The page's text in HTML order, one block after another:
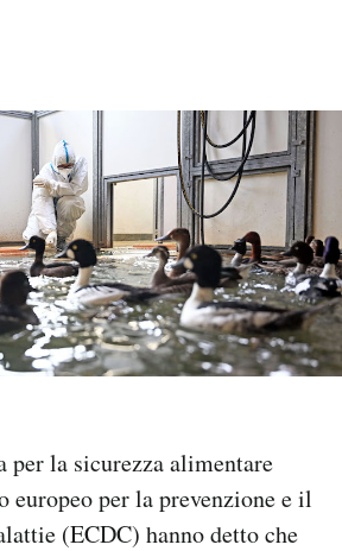
per la sicurezza alimentare
europeo per la prevenzione e il
(ECDC) hanno detto che